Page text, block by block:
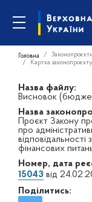
Головна
Картка
Назва файлу:
Висновок
Назва
Проєкт Закону
про
фінансових
Номер, дата
15043 від
Поділитись: